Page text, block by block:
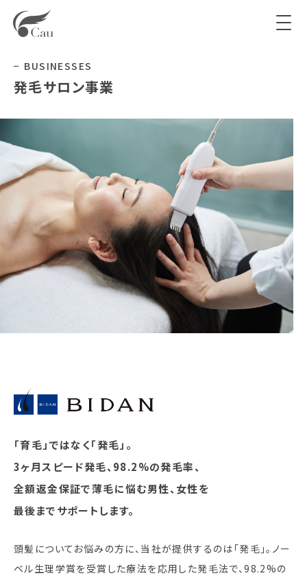
BUSINESSES
発毛サロン事業
「育毛」ではなく「発毛」。
3ヶ月スピード発毛、98.2%の発毛率、
全額返金保証で薄毛に悩む男性、女性を
最後までサポートします。
頭髪についてお悩みの方に、当社が提供するのは「発毛」。ノー
ベル生理学賞を受賞した療法を応用した発毛法で、98.2%の